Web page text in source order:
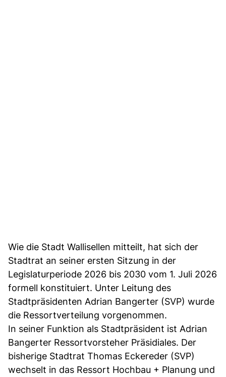
Wie die Stadt Wallisellen mitteilt, hat sich der
Stadtrat an seiner ersten Sitzung in der
Legislaturperiode 2026 bis 2030 vom 1. Juli 2026
formell konstituiert. Unter Leitung des
Stadtpräsidenten Adrian Bangerter (SVP) wurde
die Ressortverteilung vorgenommen.
In seiner Funktion als Stadtpräsident ist Adrian
Bangerter Ressortvorsteher Präsidiales. Der
bisherige Stadtrat Thomas Eckereder (SVP)
wechselt in das Ressort Hochbau + Planung und